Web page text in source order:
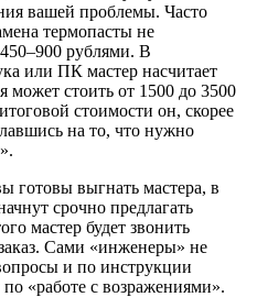
вашей проблемы. Часто
термопасты не
рублями. В
или ПК мастер насчитает
может стоить от 1500 до 3500
стоимости он, скорее
на то, что нужно
готовы выгнать мастера, в
срочно предлагать
мастер будет звонить
Сами «инженеры» не
и по инструкции
«работе с возражениями».